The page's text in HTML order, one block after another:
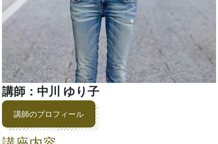
講師：中川 ゆり子
講師のプロフィール